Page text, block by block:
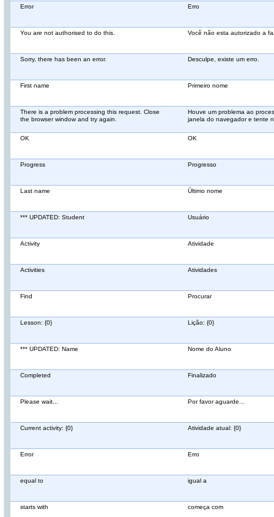
Error Erro
You are not authorised to do this. Você não esta autorizado a
Sorry, there has been an error. Desculpe, existe um erro.
First name Primeiro nome
There is a problem processing this request. Close
the browser window and try again.
Houve um problema ao
janela do navegador e tente
OK OK
Progress Progresso
Last name Último nome
*** UPDATED: Student Usuário
Activity Atividade
Activities Atividades
Find Procurar
Lesson: {0} Lição: {0}
*** UPDATED: Name Nome do Aluno
Completed Finalizado
Please wait... Por favor aguarde...
Current activity: {0} Atividade atual: {0}
Error Erro
equal to igual a
starts with começa com